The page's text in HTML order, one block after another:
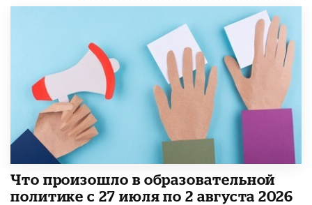
​Что произошло в образовательной
политике с 27 июля по 2 августа 2026